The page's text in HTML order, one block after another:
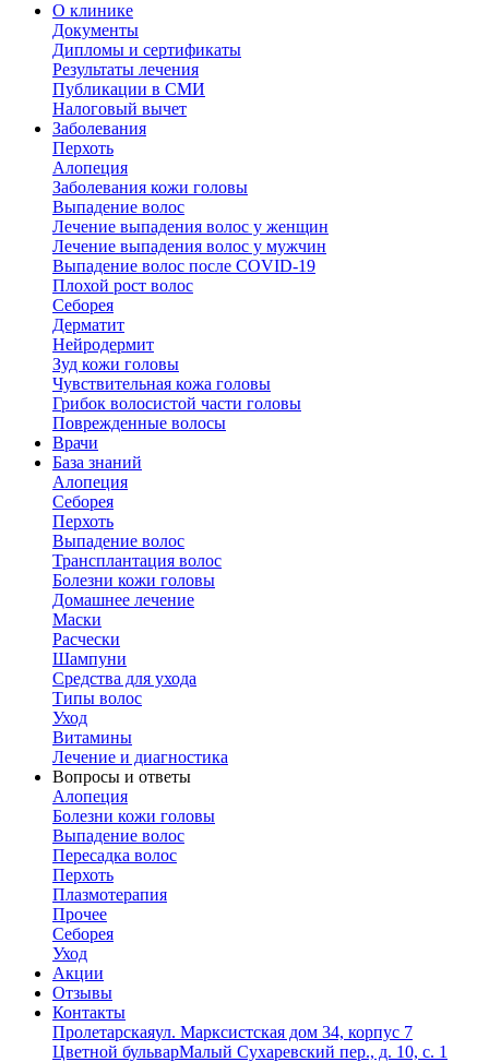
О клинике
Документы
Дипломы и сертификаты
Результаты лечения
Публикации в СМИ
Налоговый вычет
Заболевания
Перхоть
Алопеция
Заболевания кожи головы
Выпадение волос
Лечение выпадения волос у женщин
Лечение выпадения волос у мужчин
Выпадение волос после COVID-19
Плохой рост волос
Cеборея
Дерматит
Нейродермит
Зуд кожи головы
Чувствительная кожа головы
Грибок волосистой части головы
Поврежденные волосы
Врачи
База знаний
Алопеция
Себорея
Перхоть
Выпадение волос
Трансплантация волос
Болезни кожи головы
Домашнее лечение
Маски
Расчески
Шампуни
Средства для ухода
Типы волос
Уход
Витамины
Лечение и диагностика
Вопросы и ответы
Алопеция
Болезни кожи головы
Выпадение волос
Пересадка волос
Перхоть
Плазмотерапия
Прочее
Себорея
Уход
Акции
Отзывы
Контакты
Пролетарскаяул. Марксистская дом 34, корпус 7
Цветной бульварМалый Сухаревский пер., д. 10, с. 1